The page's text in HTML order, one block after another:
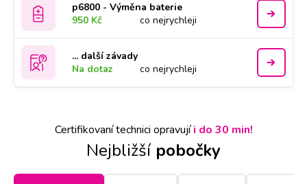
p6800 - Výměna baterie
950 Kč
co nejrychleji
... další závady
Na dotaz
co nejrychleji
Certifikovaní technici opravujíi do 30 min!
Nejbližší pobočky